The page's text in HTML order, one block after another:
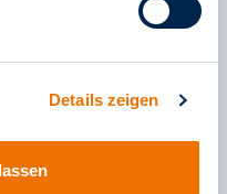
Details zeigen
wir über die